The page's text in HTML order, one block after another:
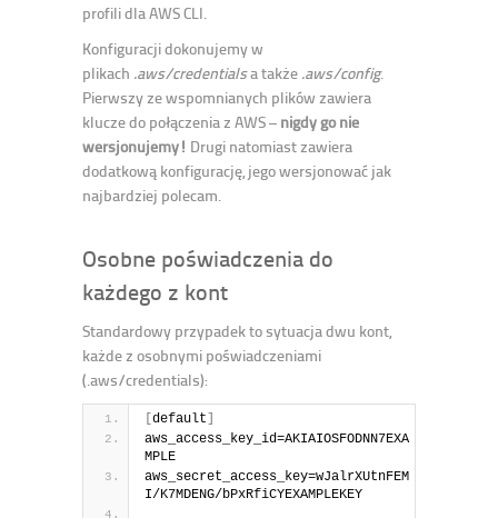
profili dla AWS CLI.
Konfiguracji dokonujemy w
plikach .aws/credentialsa także .aws/config.
Pierwszy ze wspomnianych plików zawiera
klucze do połączenia z AWS – nigdy go nie
wersjonujemy! Drugi natomiast zawiera
dodatkową konfigurację, jego wersjonować jak
najbardziej polecam.
Osobne poświadczenia do
każdego z kont
Standardowy przypadek to sytuacja dwu kont,
każde z osobnymi poświadczeniami
(.aws/credentials):
[default]
aws_access_key_id=AKIAIOSFODNN7EXA
MPLE
aws_secret_access_key=wJalrXUtnFEM
I/K7MDENG/bPxRfiCYEXAMPLEKEY